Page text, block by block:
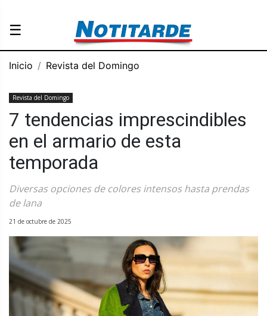
☰
Inicio Revista del Domingo
Revista del Domingo
7 tendencias imprescindibles
en el armario de esta
temporada
Diversas opciones de colores intensos hasta prendas
de lana
21 de octubre de 2025